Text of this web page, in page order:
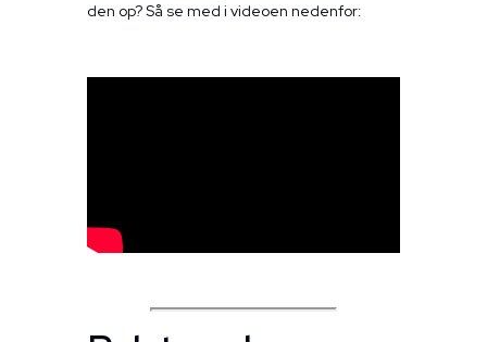
den op? Så se med i videoen nedenfor: